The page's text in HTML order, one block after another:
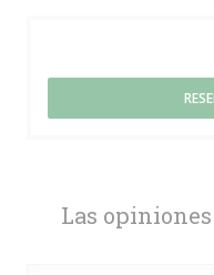
Las